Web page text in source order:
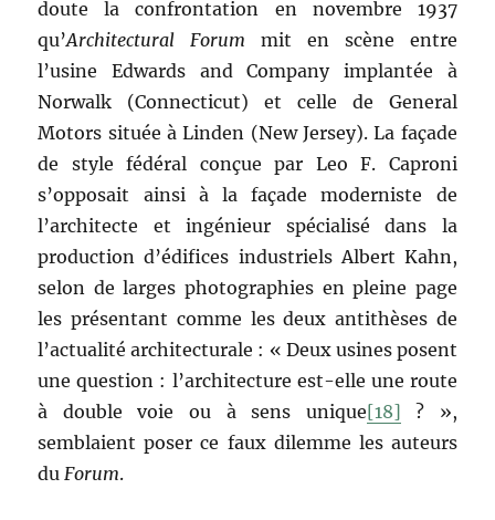
doute la confrontation en novembre 1937
qu’Architectural Forum mit en scène entre
l’usine Edwards and Company implantée à
Norwalk (Connecticut) et celle de General
Motors située à Linden (New Jersey). La façade
de style fédéral conçue par Leo F. Caproni
s’opposait ainsi à la façade moderniste de
l’architecte et ingénieur spécialisé dans la
production d’édifices industriels Albert Kahn,
selon de larges photographies en pleine page
les présentant comme les deux antithèses de
l’actualité architecturale : « Deux usines posent
une question : l’architecture est-elle une route
à double voie ou à sens unique[18] ? »,
semblaient poser ce faux dilemme les auteurs
duForum.